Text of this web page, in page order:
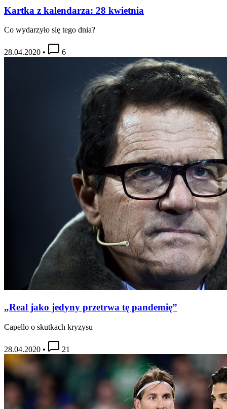
Kartka z kalendarza: 28 kwietnia
Co wydarzyło się tego dnia?
28.04.2020 • 6
„Real jako jedyny przetrwa tę pandemię”
Capello o skutkach kryzysu
28.04.2020 • 21